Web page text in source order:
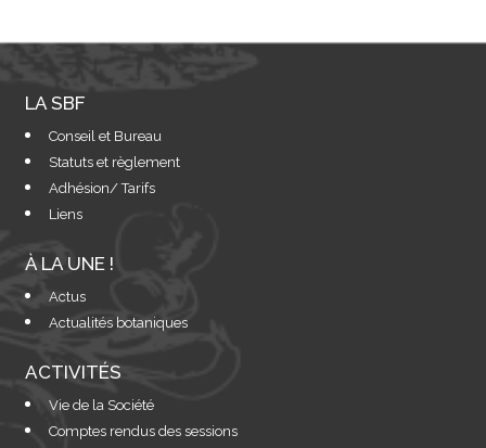
LA SBF
Conseil et Bureau
Statuts et règlement
Adhésion/ Tarifs
Liens
À LA UNE !
Actus
Actualités botaniques
ACTIVITÉS
Vie de la Société
Comptes rendus des sessions